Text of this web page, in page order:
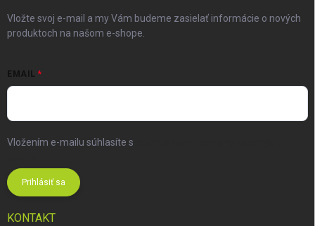
Vložte svoj e-mail a my Vám budeme zasielať informácie o nových
produktoch na našom e-shope.
EMAIL
Vložením e-mailu súhlasíte s
Prihlásiť sa
KONTAKT